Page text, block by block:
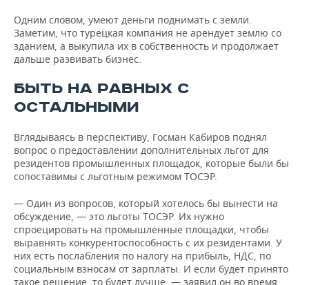
Одним словом, умеют деньги поднимать с земли.
Заметим, что турецкая компания не арендует землю со
зданием, а выкупила их в собственность и продолжает
дальше развивать бизнес.
БЫТЬ НА РАВНЫХ С
ОСТАЛЬНЫМИ
Вглядываясь в перспективу, Госман Кабиров поднял
вопрос о предоставлении дополнительных льгот для
резидентов промышленных площадок, которые были бы
сопоставимы с льготным режимом ТОСЭР.
— Один из вопросов, который хотелось бы вынести на
обсуждение, — это льготы ТОСЭР. Их нужно
спроецировать на промышленные площадки, чтобы
выравнять конкурентоспособность с их резидентами. У
них есть послабления по налогу на прибыль, НДС, по
социальным взносам от зарплаты. И если будет принято
такое решение, то будет лучше, — заявил он во время